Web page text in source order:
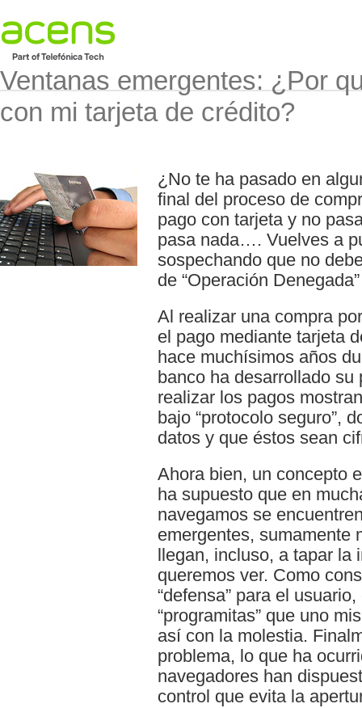
Ventanas emergentes: ¿Por
con mi tarjeta de crédito?
¿No te ha pasado en
final del proceso de
pago con tarjeta y no
pasa nada…. Vuelves a
sospechando que no
de “Operación
Al realizar una compra
el pago mediante tarjeta
hace muchísimos años
banco ha desarrollado
realizar los pagos
bajo “protocolo seguro”,
datos y que éstos sean
Ahora bien, un concepto
ha supuesto que en
navegamos se
emergentes, sumamente
llegan, incluso, a tapar
queremos ver. Como
“defensa” para el
“programitas” que uno
así con la molestia.
problema, lo que ha
navegadores han
control que evita la